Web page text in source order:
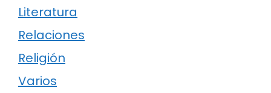
Literatura
Relaciones
Religión
Varios